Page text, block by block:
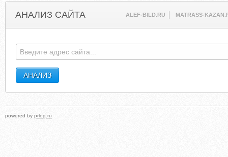
АНАЛИЗ САЙТА ALEF-BILD.RU MATRASS-
powered by prlog.ru